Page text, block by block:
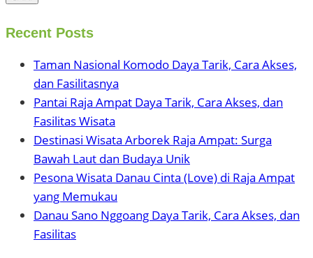
Recent Posts
Taman Nasional Komodo Daya Tarik, Cara Akses,
dan Fasilitasnya
Pantai Raja Ampat Daya Tarik, Cara Akses, dan
Fasilitas Wisata
Destinasi Wisata Arborek Raja Ampat: Surga
Bawah Laut dan Budaya Unik
Pesona Wisata Danau Cinta (Love) di Raja Ampat
yang Memukau
Danau Sano Nggoang Daya Tarik, Cara Akses, dan
Fasilitas